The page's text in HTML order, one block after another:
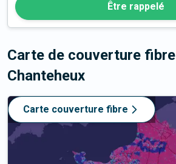
Être rappelé
Carte de couverture fibre
Chanteheux
Carte couverture fibre